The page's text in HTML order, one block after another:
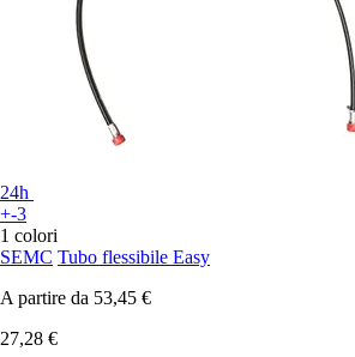
24h
+-3
1 colori
SEMC Tubo flessibile Easy
A partire da 53,45 €
27,28 €